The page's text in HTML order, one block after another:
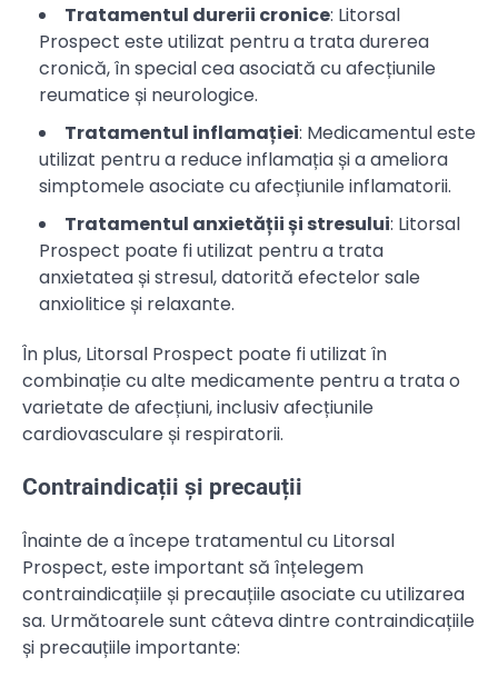
Tratamentul durerii cronice: Litorsal
Prospect este utilizat pentru a trata durerea
cronică, în special cea asociată cu afecțiunile
reumatice și neurologice.
Tratamentul inflamației: Medicamentul este
utilizat pentru a reduce inflamația și a ameliora
simptomele asociate cu afecțiunile inflamatorii.
Tratamentul anxietății și stresului: Litorsal
Prospect poate fi utilizat pentru a trata
anxietatea și stresul, datorită efectelor sale
anxiolitice și relaxante.
În plus, Litorsal Prospect poate fi utilizat în
combinație cu alte medicamente pentru a trata o
varietate de afecțiuni, inclusiv afecțiunile
cardiovasculare și respiratorii.
Contraindicații și precauții
Înainte de a începe tratamentul cu Litorsal
Prospect, este important să înțelegem
contraindicațiile și precauțiile asociate cu utilizarea
sa. Următoarele sunt câteva dintre contraindicațiile
și precauțiile importante: